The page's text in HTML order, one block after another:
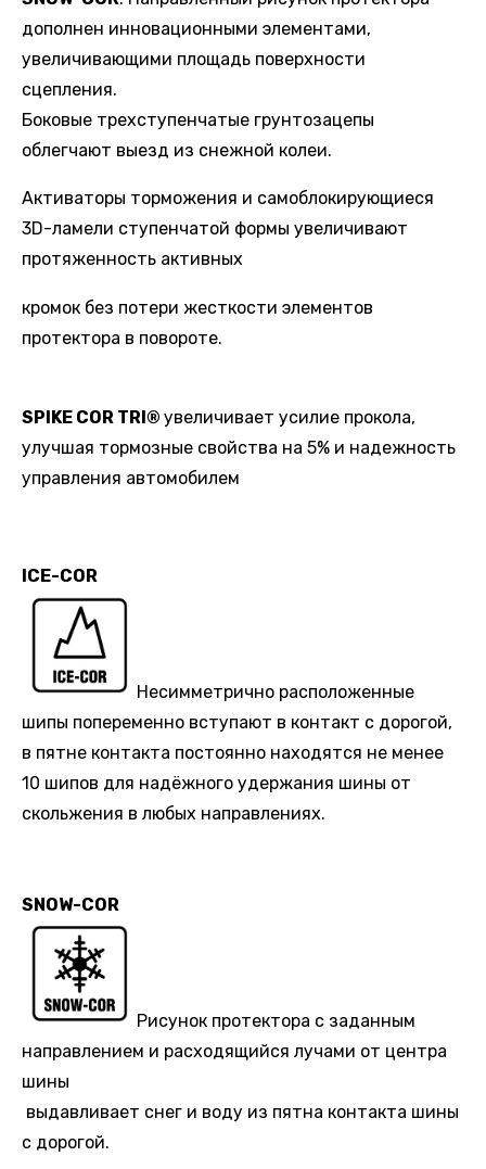
дополнен инновационными элементами,
увеличивающими площадь поверхности
сцепления.
Боковые трехступенчатые грунтозацепы
облегчают выезд из снежной колеи.
Активаторы торможения и самоблокирующиеся
3D-ламели ступенчатой формы увеличивают
протяженность активных
кромок без потери жесткости элементов
протектора в повороте.
SPIKE COR TRI® увеличивает усилие прокола,
улучшая тормозные свойства на 5% и надежность
управления автомобилем
ICE-COR
Несимметрично расположенные
шипы попеременно вступают в контакт с дорогой,
в пятне контакта постоянно находятся не менее
10 шипов для надёжного удержания шины от
скольжения в любых направлениях.
SNOW-COR
Рисунок протектора с заданным
направлением и расходящийся лучами от центра
шины
выдавливает снег и воду из пятна контакта шины
с дорогой.